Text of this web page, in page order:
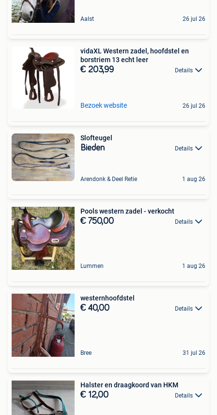
Aalst 26 jul 26
vidaXL Western zadel, hoofdstel en
borstriem 13 echt leer
€ 203,99 Details
Bezoek website 26 jul 26
Slofteugel
Bieden Details
Arendonk & Deel Retie 1 aug 26
Pools western zadel - verkocht
€ 750,00 Details
Lummen 1 aug 26
westernhoofdstel
€ 40,00 Details
Bree 31 jul 26
Halster en draagkoord van HKM
€ 12,00 Details